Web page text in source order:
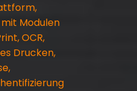
Modulen
OCR,
Drucken,